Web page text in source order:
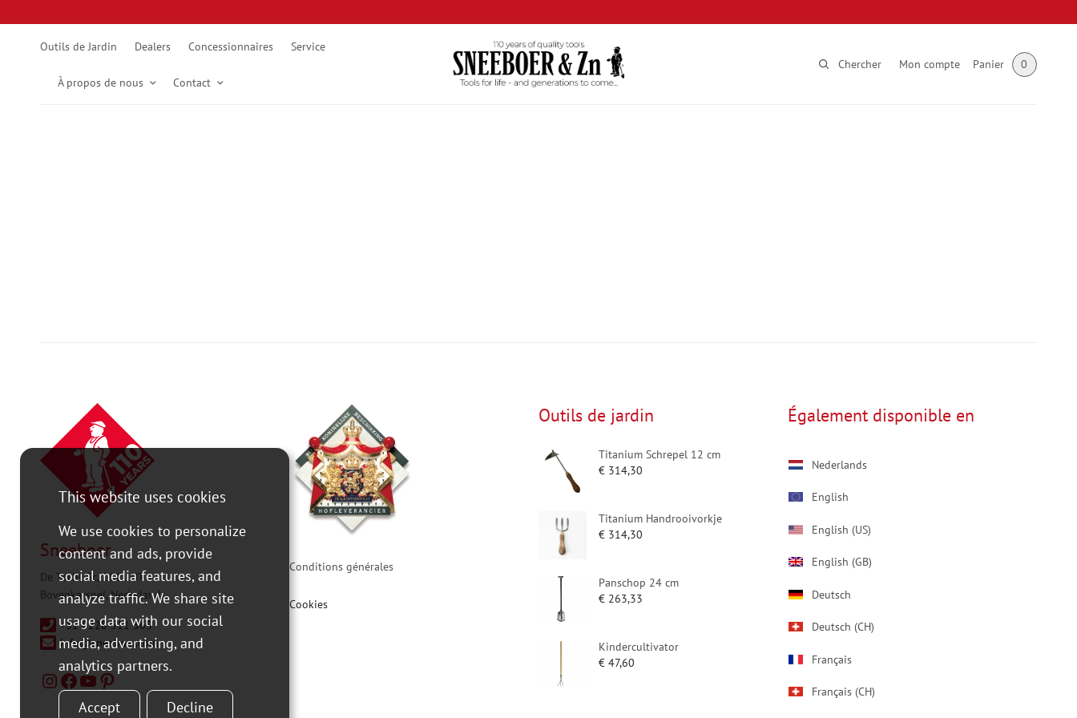
Outils de Jardin Dealers Concessionnaires Service
À propos de nous Contact
Chercher Mon compte Panier 0
Sneeboer
De Tocht 3c, 1611 HT
Bovenkarspel, Nederland
+31 0228 511 365
info@sneeboer.com
Conditions générales
Cookies
Outils de jardin
Titanium Schrepel 12 cm
€ 314,30
Titanium Handrooivorkje
€ 314,30
Panschop 24 cm
€ 263,33
Kindercultivator
€ 47,60
Également disponible en
Nederlands
English
English (US)
English (GB)
Deutsch
Deutsch (CH)
Français
Français (CH)
This website uses cookies
We use cookies to personalize
content and ads, provide
social media features, and
analyze traffic. We share site
usage data with our social
media, advertising, and
analytics partners.
Accept Decline